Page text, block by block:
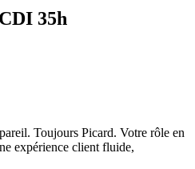
35h
Toujours Picard. Votre rôle en
expérience client fluide,